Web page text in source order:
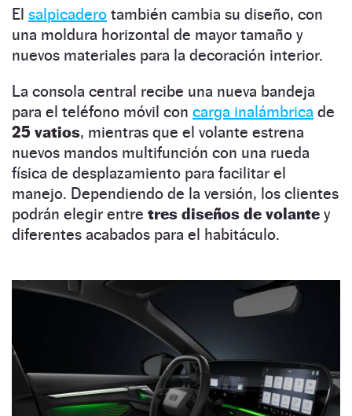
El salpicadero también cambia su diseño, con
una moldura horizontal de mayor tamaño y
nuevos materiales para la decoración interior.
La consola central recibe una nueva bandeja
para el teléfono móvil con carga inalámbrica de
25 vatios, mientras que el volante estrena
nuevos mandos multifunción con una rueda
física de desplazamiento para facilitar el
manejo. Dependiendo de la versión, los clientes
podrán elegir entre tres diseños de volante y
diferentes acabados para el habitáculo.